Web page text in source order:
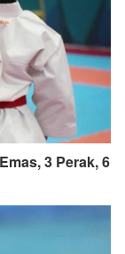
3 Perak, 6